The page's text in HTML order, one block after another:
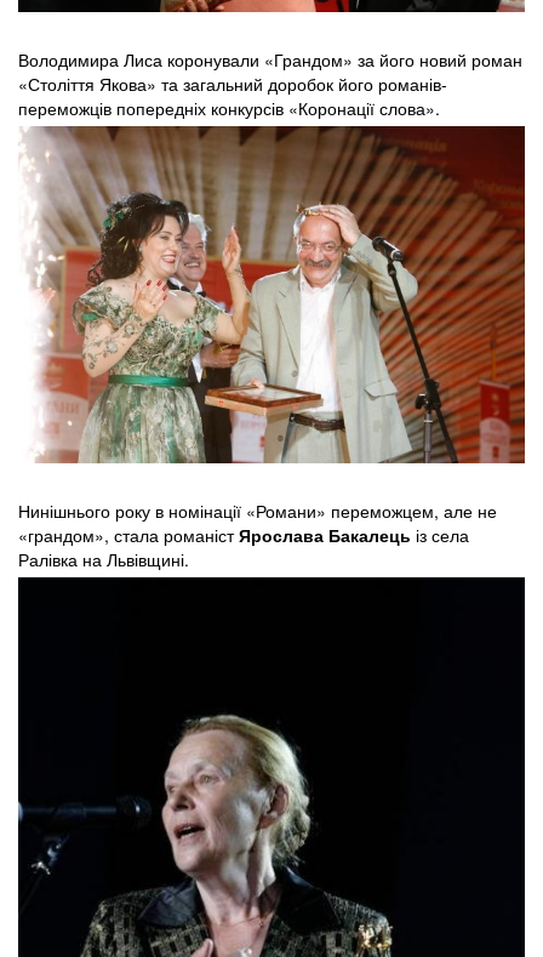
Володимира Лиса коронували «Грандом» за його новий роман
«Століття Якова» та загальний доробок його романів-
переможців попередніх конкурсів «Коронації слова».
Нинішнього року в номінації «Романи» переможцем, але не
«грандом», стала романістЯрослава Бакалець із села
Ралівка на Львівщині.